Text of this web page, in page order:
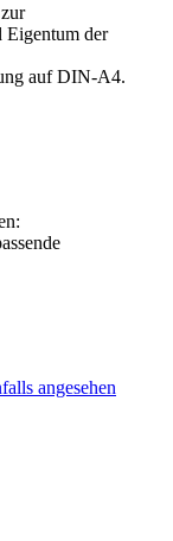
Eigentum der
auf DIN-A4.
angesehen